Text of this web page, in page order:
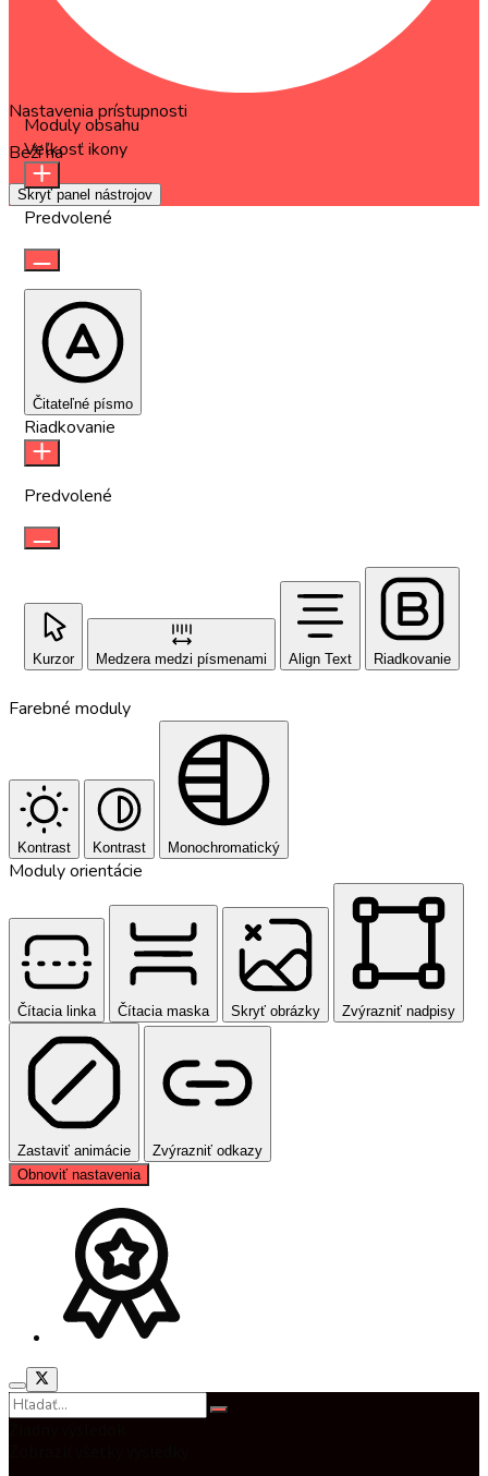
Nastavenia prístupnosti
Beží naOneTap
Skryť panel nástrojov
Moduly obsahu
Veľkosť ikony
Predvolené
Čitateľné písmo
Riadkovanie
Predvolené
Kurzor Medzera medzi písmenami Align Text Riadkovanie
Farebné moduly
Kontrast Kontrast Monochromatický
Moduly orientácie
Čítacia linka Čítacia maska Skryť obrázky Zvýrazniť nadpisy
Zastaviť animácie
Zvýrazniť odkazy
Obnoviť nastavenia